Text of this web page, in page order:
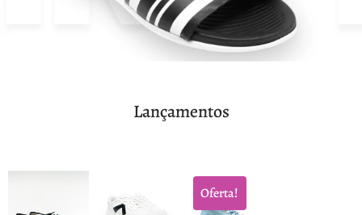
Lançamentos
Oferta!